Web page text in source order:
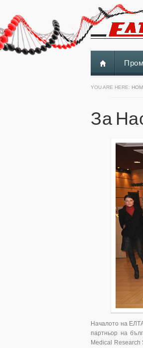
YOU ARE HERE:
За
Началото на
партньор на
Medical Research